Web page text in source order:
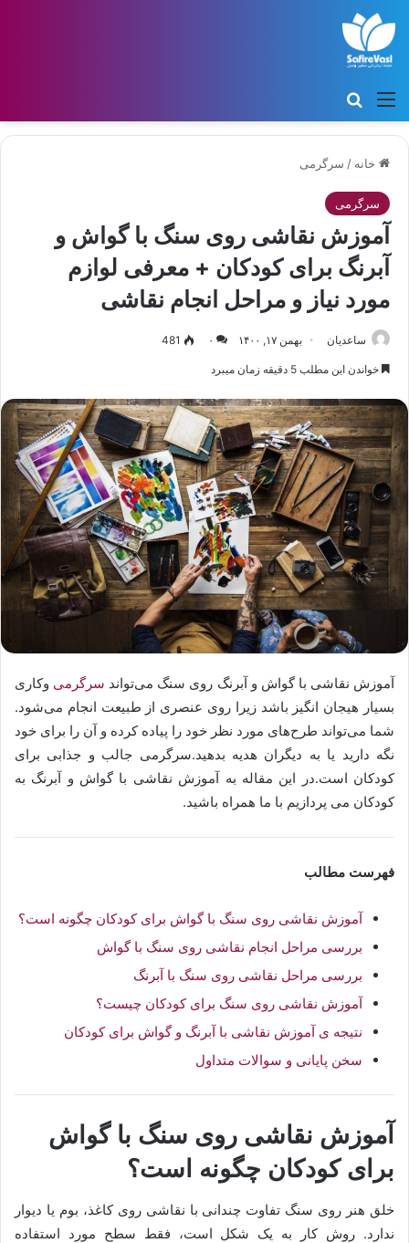
منو
خانه / سرگرمی
سرگرمی
آموزش نقاشی روی سنگ با گواش و
آبرنگ برای کودکان + معرفی لوازم
مورد نیاز و مراحل انجام نقاشی
ساعدیان بهمن ۱۷, ۱۴۰۰ ۰ 481
خواندن این مطلب 5 دقیقه زمان میبرد
آموزش نقاشی با گواش و آبرنگ روی سنگ ‌می‌تواند سرگرمی وکاری
بسیار هیجان انگیز باشد زیرا روی عنصری از طبیعت انجام می‌شود.
شما می‌تواند طرح‌های مورد نظر خود را پیاده کرده و آن را برای خود
نگه دارید یا به دیگران هدیه بدهید.سرگرمی جالب و جذابی برای
کودکان است.در این مقاله به آموزش نقاشی با گواش و آبرنگ به
کودکان می پردازیم با ما همراه باشید.
فهرست مطالب
آموزش نقاشی روی سنگ با گواش برای کودکان چگونه است؟
بررسی مراحل انجام نقاشی روی سنگ با گواش
بررسی مراحل نقاشی روی سنگ با آبرنگ
آموزش نقاشی روی سنگ برای کودکان چیست؟
نتیجه ی آموزش نقاشی با آبرنگ و گواش برای کودکان
سخن پایانی و سوالات متداول
آموزش نقاشی روی سنگ با گواش
برای کودکان چگونه است؟
خلق هنر روی سنگ تفاوت چندانی با نقاشی روی کاغذ، بوم یا دیوار
ندارد. روش کار به یک شکل است، فقط سطح مورد استفاده